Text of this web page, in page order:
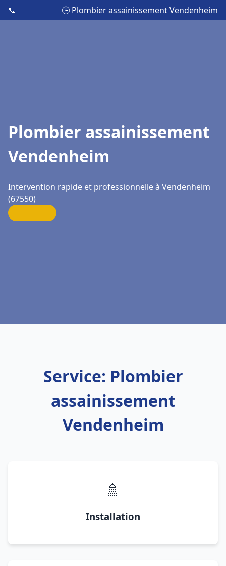
📞 🕒 Plombier assainissement Vendenheim
Plombier assainissement
Vendenheim
Intervention rapide et professionnelle à Vendenheim
(67550)
Service: Plombier
assainissement
Vendenheim
🚿
Installation